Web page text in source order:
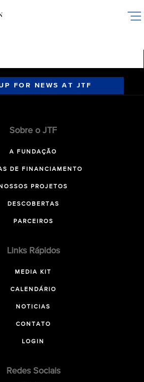
FOR NEWS AT JTF
Sobre o JTF
A FUNDAÇÃO
DE FINANCIAMENTO
NOSSOS PROJETOS
DESCOBERTAS
PARCEIROS
Links Rápidos
MEDIA KIT
CALENDÁRIO
NOTICIAS
CONTATO
LOGIN
Redes Sociais